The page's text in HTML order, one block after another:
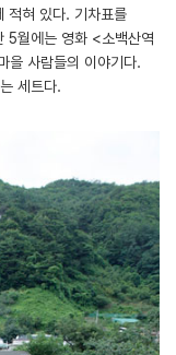
적혀 있다. 기차표를
5월에는 영화 <소백산역
을 사람들의 이야기다.
세트다.